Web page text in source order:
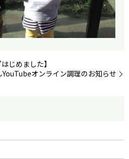
じめました】
オンライン調理のお知らせ